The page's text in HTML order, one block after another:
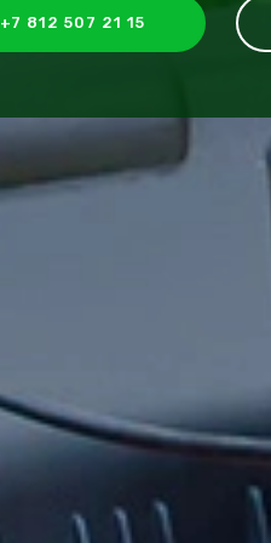
+7 812 507 21 15